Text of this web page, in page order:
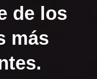
de los
más